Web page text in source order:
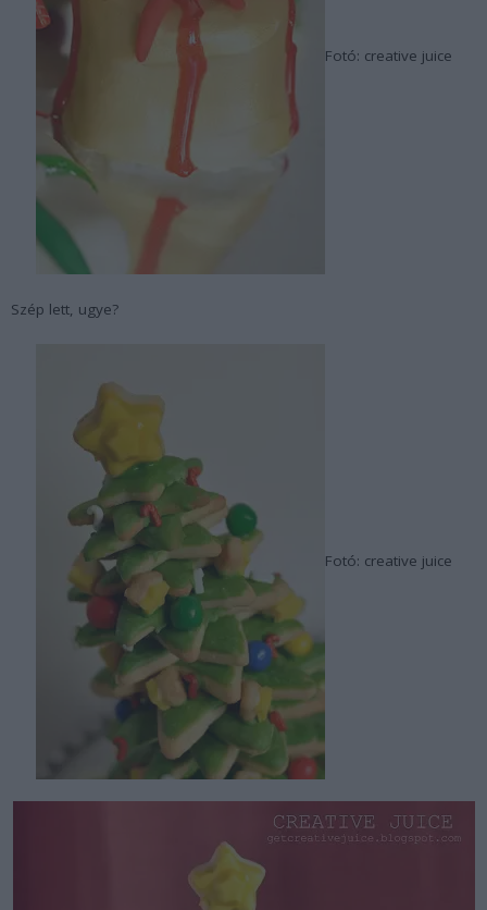
Fotó: creative juice
Szép lett, ugye?
Fotó: creative juice